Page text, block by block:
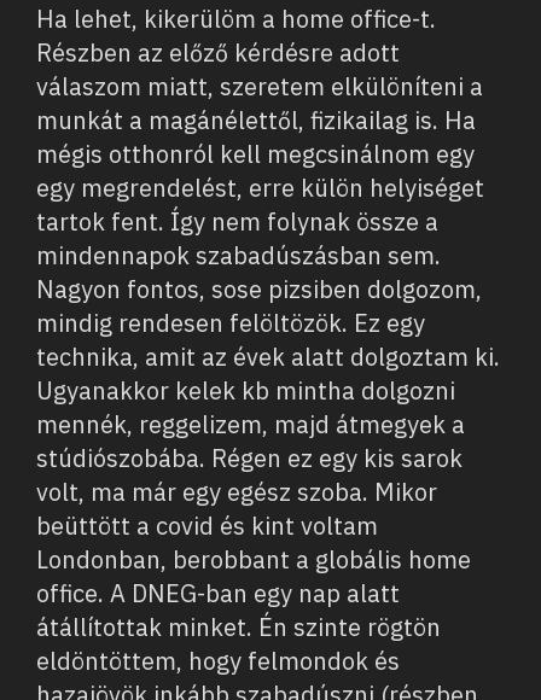
Ha lehet, kikerülöm a home office-t.
Részben az előző kérdésre adott
válaszom miatt, szeretem elkülöníteni a
munkát a magánélettől, fizikailag is. Ha
mégis otthonról kell megcsinálnom egy
egy megrendelést, erre külön helyiséget
tartok fent. Így nem folynak össze a
mindennapok szabadúszásban sem.
Nagyon fontos, sose pizsiben dolgozom,
mindig rendesen felöltözök. Ez egy
technika, amit az évek alatt dolgoztam ki.
Ugyanakkor kelek kb mintha dolgozni
mennék, reggelizem, majd átmegyek a
stúdiószobába. Régen ez egy kis sarok
volt, ma már egy egész szoba. Mikor
beüttött a covid és kint voltam
Londonban, berobbant a globális home
office. A DNEG-ban egy nap alatt
átállítottak minket. Én szinte rögtön
eldöntöttem, hogy felmondok és